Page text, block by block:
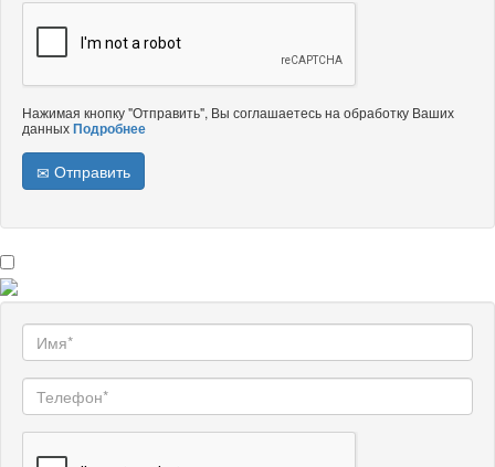
Нажимая кнопку "Отправить", Вы соглашаетесь на обработку Ваших
данныхПодробнее
Отправить